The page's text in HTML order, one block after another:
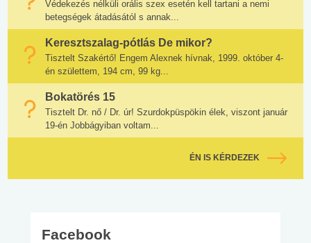
Védekezés nélküli orális szex esetén kell tartani a nemi
betegségek átadásától s annak...
Keresztszalag-pótlás De mikor?
Tisztelt Szakértő! Engem Alexnek hívnak, 1999. október 4-
én születtem, 194 cm, 99 kg...
Bokatörés 15
Tisztelt Dr. nő / Dr. úr! Szurdokpüspökin élek, viszont január
19-én Jobbágyiban voltam...
ÉN IS KÉRDEZEK
Facebook